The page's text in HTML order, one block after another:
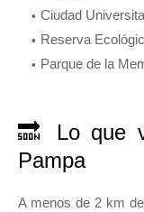
Ciudad
Reserva
Parque de la
🔜 Lo que
Pampa
A menos de 2 km